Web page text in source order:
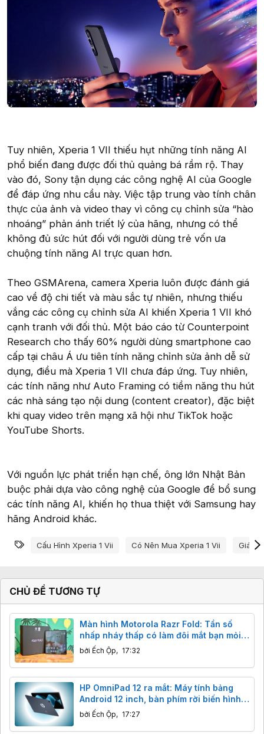
Tuy nhiên, Xperia 1 VII thiếu hụt những tính năng AI
phổ biến đang được đối thủ quảng bá rầm rộ. Thay
vào đó, Sony tận dụng các công nghệ AI của Google
để đáp ứng nhu cầu này. Việc tập trung vào tính chân
thực của ảnh và video thay vì công cụ chỉnh sửa “hào
nhoáng” phản ánh triết lý của hãng, nhưng có thể
không đủ sức hút đối với người dùng trẻ vốn ưa
chuộng tính năng AI trực quan hơn.
Theo GSMArena, camera Xperia luôn được đánh giá
cao về độ chi tiết và màu sắc tự nhiên, nhưng thiếu
vắng các công cụ chỉnh sửa AI khiến Xperia 1 VII khó
cạnh tranh với đối thủ. Một báo cáo từ Counterpoint
Research cho thấy 60% người dùng smartphone cao
cấp tại châu Á ưu tiên tính năng chỉnh sửa ảnh dễ sử
dụng, điều mà Xperia 1 VII chưa đáp ứng. Tuy nhiên,
các tính năng như Auto Framing có tiềm năng thu hút
các nhà sáng tạo nội dung (content creator), đặc biệt
khi quay video trên mạng xã hội như TikTok hoặc
YouTube Shorts.
Với nguồn lực phát triển hạn chế, ông lớn Nhật Bản
buộc phải dựa vào công nghệ của Google để bổ sung
các tính năng AI, khiến họ thua thiệt với Samsung hay
hãng Android khác.
Từ khóa
Cấu Hình Xperia 1 Vii Có Nên Mua Xperia 1 Vii Giá
CHỦ ĐỀ TƯƠNG TỰ
Màn hình Motorola Razr Fold: Tần số
nhấp nháy thấp có làm đôi mắt bạn mỏi
mệt?
bởi Ếch Ộp, 17:32
HP OmniPad 12 ra mắt: Máy tính bảng
Android 12 inch, bàn phím rời biến hình
laptop, giá từ 12 triệu.
bởi Ếch Ộp, 17:27